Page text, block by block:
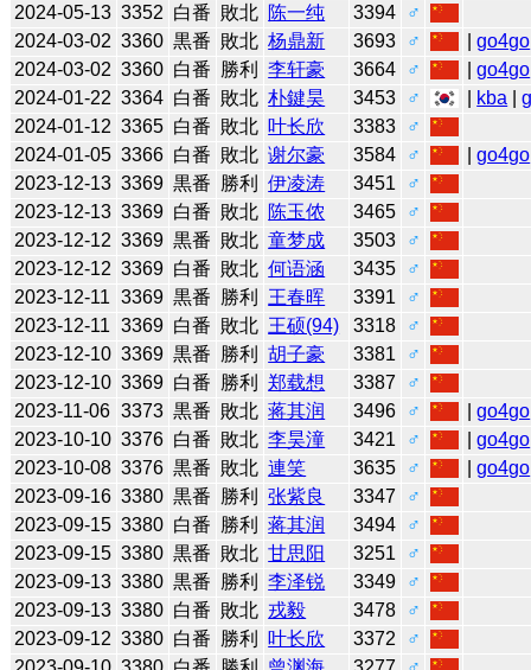
2024-05-13 3352 白番 敗北 陈一纯 3394
♂
2024-03-02 3360 黒番 敗北 杨鼎新 3693 ♂ |go4go
2024-03-02 3360 白番 勝利 李轩豪 3664 ♂ |go4go
2024-01-22 3364 白番 敗北 朴鍵昊 3453 ♂ kba |
2024-01-12 3365 白番 敗北 叶长欣 3383
♂
2024-01-05 3366 白番 敗北 谢尔豪 3584 ♂ |go4go
2023-12-13 3369 黒番 勝利 伊凌涛 3451
♂
2023-12-13 3369 白番 敗北 陈玉侬 3465
♂
2023-12-12 3369 黒番 敗北 童梦成 3503
♂
2023-12-12 3369 白番 敗北 何语涵 3435
♂
2023-12-11 3369 黒番 勝利 王春晖 3391
♂
2023-12-11 3369 白番 敗北 王硕(94) 3318
♂
2023-12-10 3369 黒番 勝利 胡子豪 3381
♂
2023-12-10 3369 白番 勝利 郑载想 3387
♂
2023-11-06 3373 黒番 敗北 蒋其润 3496 ♂ |go4go
2023-10-10 3376 白番 敗北 李昊潼 3421 ♂ |go4go
2023-10-08 3376 黒番 敗北 連笑 3635 ♂ |go4go
2023-09-16 3380 黒番 勝利 张紫良 3347
♂
2023-09-15 3380 白番 勝利 蒋其润 3494
♂
2023-09-15 3380 黒番 敗北 甘思阳 3251
♂
2023-09-13 3380 黒番 勝利 李泽锐 3349
♂
2023-09-13 3380 白番 敗北 戎毅 3478
♂
2023-09-12 3380 白番 勝利 叶长欣 3372
♂